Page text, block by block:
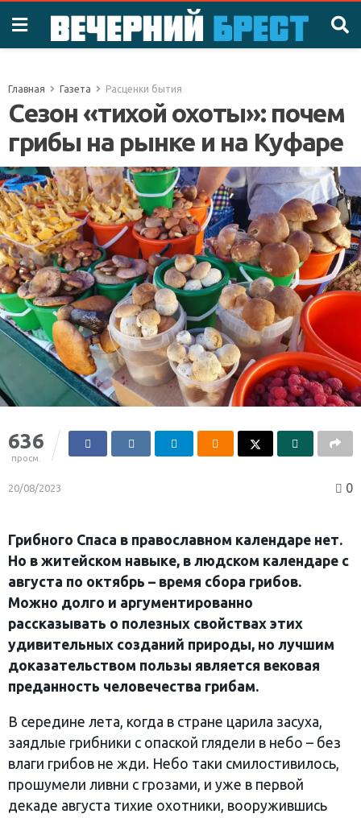
Главная Газета Расценки бытия
Сезон «тихой охоты»: почем
грибы на рынке и на Куфаре
636
просм.
20/08/2023 0
Грибного Спаса в православном календаре нет.
Но в житейском навыке, в людском календаре с
августа по октябрь – время сбора грибов.
Можно долго и аргументированно
рассказывать о полезных свойствах этих
удивительных созданий природы, но лучшим
доказательством пользы является вековая
преданность человечества грибам.
В середине лета, когда в стране царила засуха,
заядлые грибники с опаской глядели в небо – без
влаги грибов не жди. Небо таки смилостивилось,
прошумели ливни с грозами, и уже в первой
декаде августа тихие охотники, вооружившись